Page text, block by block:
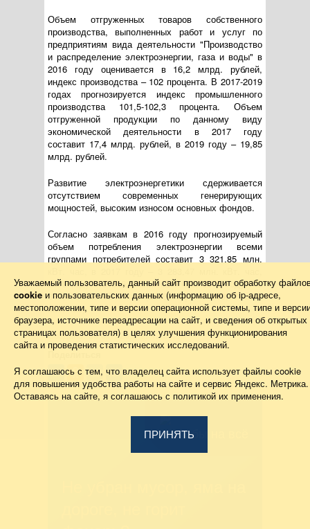
Объем отгруженных товаров собственного
производства, выполненных работ и услуг по
предприятиям вида деятельности "Производство
и распределение электроэнергии, газа и воды" в
2016 году оценивается в 16,2 млрд. рублей,
индекс производства – 102 процента. В 2017-2019
годах прогнозируется индекс промышленного
производства 101,5-102,3 процента. Объем
отгруженной продукции по данному виду
экономической деятельности в 2017 году
составит 17,4 млрд. рублей, в 2019 году – 19,85
млрд. рублей.
Развитие электроэнергетики сдерживается
отсутствием современных генерирующих
мощностей, высоким износом основных фондов.
Согласно заявкам в 2016 году прогнозируемый
объем потребления электроэнергии всеми
группами потребителей составит 3 321,85 млн.
2018 году – 3 316,3 млн. кВт. час, 2019 году – 3
349,47 млн. кВт. час (2015 год – 3 309,77 млн.
кВт. час).
Создано: 30 окт. 2017 г. 12:37:09
Поделиться
Жалобы на всё
Уважаемый пользователь, данный сайт производит обработку
cookie и пользовательских данных (информацию об ip-адресе,
местоположении, типе и версии операционной системы, типе и
браузера, источнике переадресации на сайт, и сведения об открытых
страницах пользователя) в целях улучшения функционирования
сайта и проведения статистических исследований.
Я соглашаюсь с тем, что владелец сайта использует файлы cookie
для повышения удобства работы на сайте и сервис Яндекс. Метрика.
Оставаясь на сайте, я соглашаюсь с политикой их применения.
ПРИНЯТЬ